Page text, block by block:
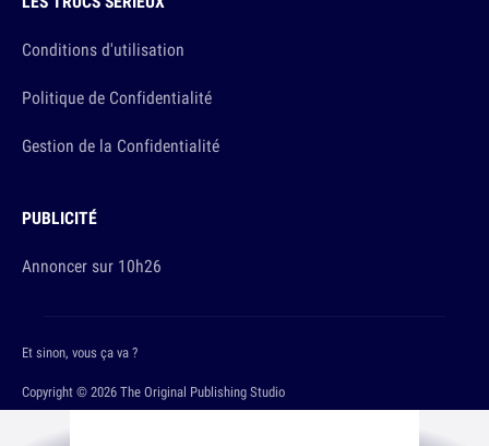
Conditions d'utilisation
Politique de Confidentialité
Gestion de la Confidentialité
PUBLICITÉ
Annoncer sur 10h26
Copyright © 2026 The Original Publishing Studio
Et sinon, vous ça va ?